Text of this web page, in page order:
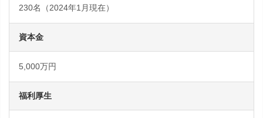
230名（2024年1月現在）
資本金
5,000万円
福利厚生